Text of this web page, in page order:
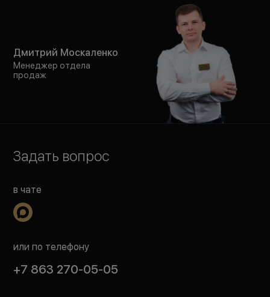
Дмитрий Москаленко
Менеджер отдела
продаж
Задать вопрос
в чате
или по телефону
+7 863 270-05-05